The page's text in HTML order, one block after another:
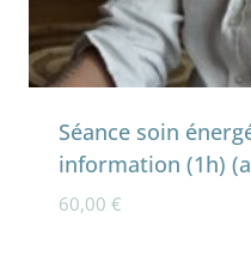
Séance soin
information (1h)
60,00 €